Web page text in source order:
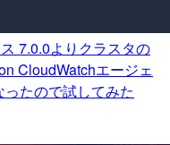
7.0.0よりクラスタの
CloudWatchエージェ
たので試してみた